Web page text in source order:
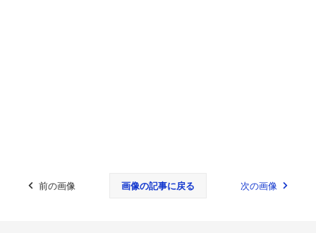
前の画像 画像の記事に戻る 次の画像